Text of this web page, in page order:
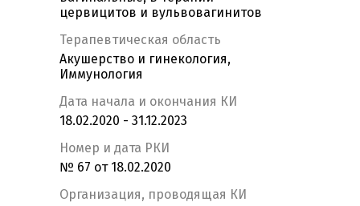
цервицитов и вульвовагинитов
Терапевтическая область
Акушерство и гинекология,
Иммунология
Дата начала и окончания КИ
18.02.2020 - 31.12.2023
Номер и дата РКИ
№ 67 от 18.02.2020
Организация, проводящая КИ